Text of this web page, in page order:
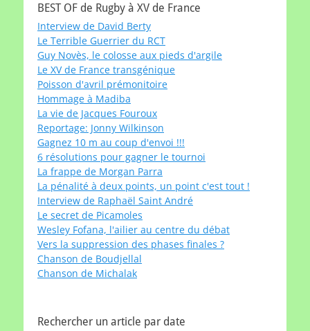
BEST OF de Rugby à XV de France
Interview de David Berty
Le Terrible Guerrier du RCT
Guy Novès, le colosse aux pieds d'argile
Le XV de France transgénique
Poisson d'avril prémonitoire
Hommage à Madiba
La vie de Jacques Fouroux
Reportage: Jonny Wilkinson
Gagnez 10 m au coup d'envoi !!!
6 résolutions pour gagner le tournoi
La frappe de Morgan Parra
La pénalité à deux points, un point c'est tout !
Interview de Raphaël Saint André
Le secret de Picamoles
Wesley Fofana, l'ailier au centre du débat
Vers la suppression des phases finales ?
Chanson de Boudjellal
Chanson de Michalak
Rechercher un article par date